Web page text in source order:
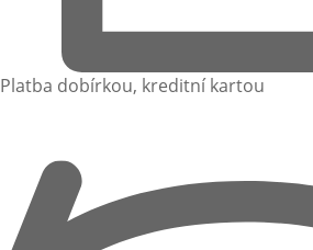
Platba dobírkou, kreditní kartou